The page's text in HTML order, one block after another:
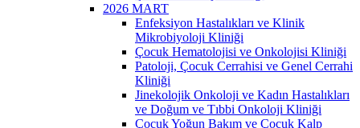
2026 MART
Enfeksiyon Hastalıkları ve Klinik
Mikrobiyoloji Kliniği
Çocuk Hematolojisi ve Onkolojisi Kliniği
Patoloji, Çocuk Cerrahisi ve Genel Cerrahi
Kliniği
Jinekolojik Onkoloji ve Kadın Hastalıkları
ve Doğum ve Tıbbi Onkoloji Kliniği
Çocuk Yoğun Bakım ve Çocuk Kalp